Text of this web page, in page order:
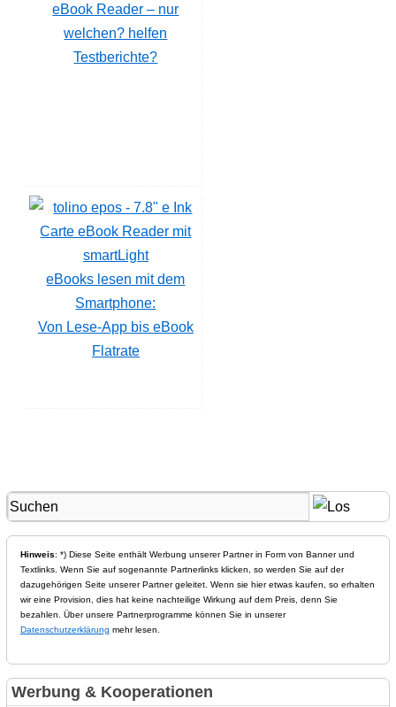
eBook Reader – nur
welchen? helfen
Testberichte?
eBooks lesen mit dem
Smartphone:
Von Lese-App bis eBook
Flatrate
Hinweis: *) Diese Seite enthält Werbung unserer Partner in Form von Banner und
Textlinks. Wenn Sie auf sogenannte Partnerlinks klicken, so werden Sie auf der
dazugehörigen Seite unserer Partner geleitet. Wenn sie hier etwas kaufen, so erhalten
wir eine Provision, dies hat keine nachteilige Wirkung auf dem Preis, denn Sie
bezahlen. Über unsere Partnerprogramme können Sie in unserer
Datenschutzerklärung mehr lesen.
Werbung & Kooperationen